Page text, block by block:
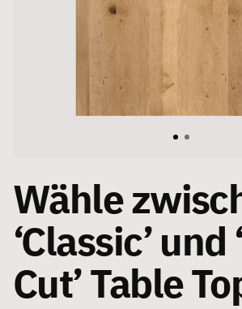
Wähle
‘Classic’ und
Cut’ Table